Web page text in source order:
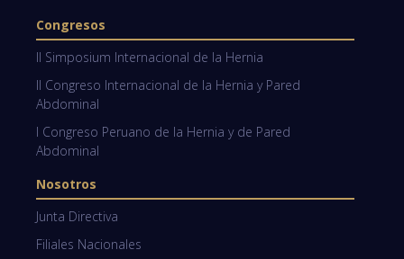
Congresos
II Simposium Internacional de la Hernia
II Congreso Internacional de la Hernia y Pared
Abdominal
I Congreso Peruano de la Hernia y de Pared
Abdominal
Nosotros
Junta Directiva
Filiales Nacionales